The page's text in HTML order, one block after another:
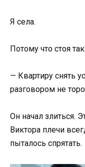
Я села.
Потому что стоя
— Квартиру снять
разговором не
Он начал злиться.
Виктора плечи
пыталось спрятать.